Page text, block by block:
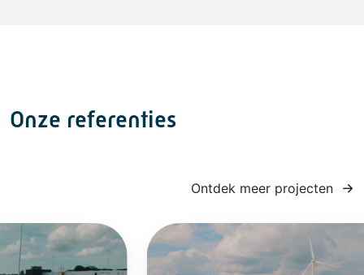
Onze referenties
Ontdek meer projecten